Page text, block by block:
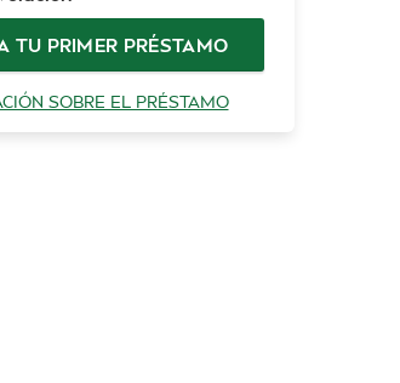
TU PRIMER PRÉSTAMO
SOBRE EL PRÉSTAMO